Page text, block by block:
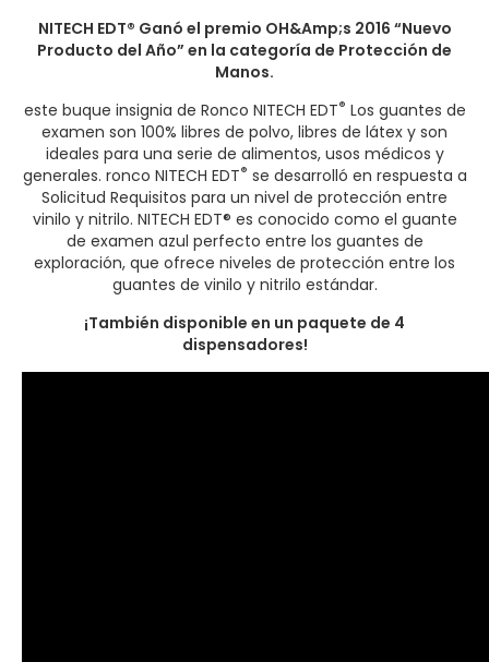
NITECH EDT® Ganó el premio OH&Amp;s 2016 “Nuevo
Producto del Año” en la categoría de Protección de
Manos.
este buque insignia de Ronco NITECH EDT® Los guantes de
examen son 100% libres de polvo, libres de látex y son
ideales para una serie de alimentos, usos médicos y
generales. ronco NITECH EDT® se desarrolló en respuesta a
Solicitud Requisitos para un nivel de protección entre
vinilo y nitrilo. NITECH EDT® es conocido como el guante
de examen azul perfecto entre los guantes de
exploración, que ofrece niveles de protección entre los
guantes de vinilo y nitrilo estándar.
¡También disponible en un paquete de 4
dispensadores!